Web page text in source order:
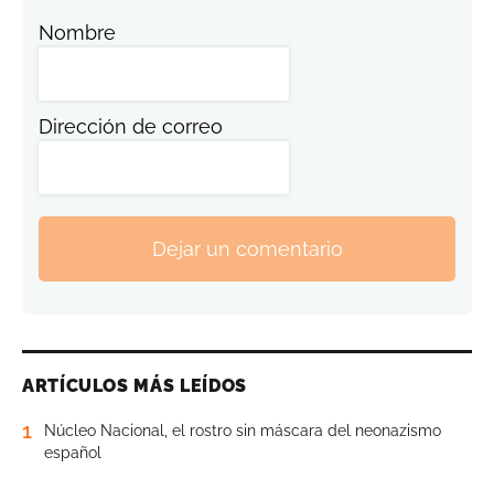
Nombre
Dirección de correo
Dejar un comentario
ARTÍCULOS MÁS LEÍDOS
1
Núcleo Nacional, el rostro sin máscara del neonazismo
español